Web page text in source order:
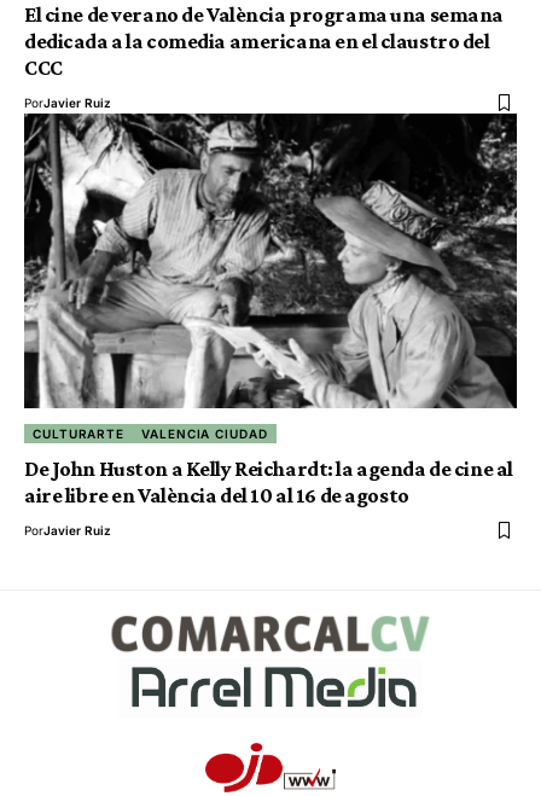
El cine de verano de València programa una semana
dedicada a la comedia americana en el claustro del
CCC
PorJavier Ruiz
CULTURARTE VALENCIA CIUDAD
De John Huston a Kelly Reichardt: la agenda de cine al
aire libre en València del 10 al 16 de agosto
PorJavier Ruiz